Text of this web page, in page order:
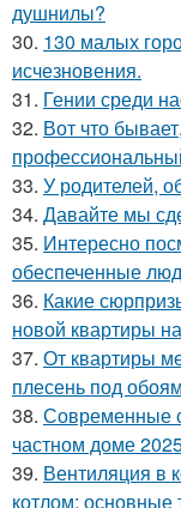
душнилы?
30. 130 малых
исчезновения.
31. Гении среди
32. Вот что
33. У родителей,
34. Давайте мы
35. Интересно
обеспеченные
36. Какие
новой квартиры
37. От квартиры
плесень под
38. Современные
частном доме
39. Вентиляция в
котлом: основные